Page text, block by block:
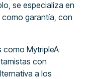
se especializa en
garantía, con
como MytripleA
con
a los